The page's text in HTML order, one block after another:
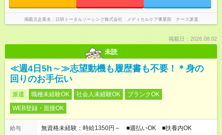
掲載元企業名 日研トータルソーシング株式会社 メディカルケア事業部 ナース派遣
掲載日：2026.08.02
未読
≪週4日5h～≫志望動機も履歴書も不要！＊身の
回りのお手伝い
派遣 職種未経験OK 社会人未経験OK
ブランクOK
WEB登録・面接OK
給与
無資格未経験：時給1350円～ ■週払いOK ■扶養内OK